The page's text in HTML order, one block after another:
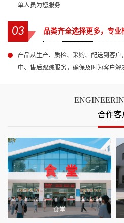
单人员为您服务
03 品类齐全选择更多，专业
产品从生产、质检、采购、配送到客
中、售后跟踪服务，确保及时为客户
合作客
食堂